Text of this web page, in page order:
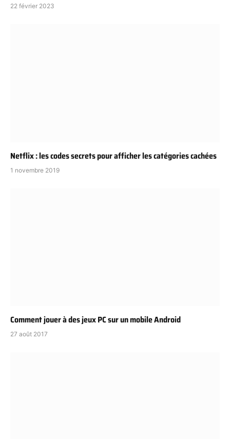
22 février 2023
Netflix : les codes secrets pour afficher les catégories cachées
1 novembre 2019
Comment jouer à des jeux PC sur un mobile Android
27 août 2017